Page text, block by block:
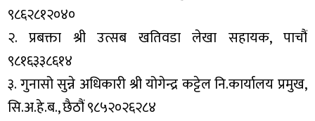
९८६२८१२०४०
२. प्रबक्ता श्री उत्सब खतिवडा लेखा सहायक, पाचौं
९८१६३३८६१४
३. गुनासो सुन्ने अधिकारी श्री योगेन्द्र कट्टेल नि.कार्यालय प्रमुख,
सि.अ.हे.ब., छैठौं ९८५२०२६२८४